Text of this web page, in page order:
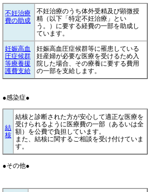
不妊治療
費の助成
不妊治療のうち体外受精及び顕微授
精（以下「特定不妊治療」とい
う。）に要する経費の一部を助成し
ています。
妊娠高血
圧症候群
等療養援
護費支給
妊娠高血圧症候群等に罹患している
妊産婦が必要な医療を受けるため入
院した場合、その療養に要する費用
の一部を支給します。
●感染症●
結
核
結核と診断された方が安心して適正な医療を
受けられるように医療費の一部（あるいは全
額）を公費で負担しています。
また、結核に関するご相談を受け付けていま
す。
●その他●